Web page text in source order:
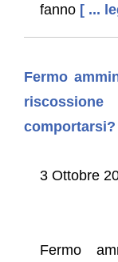
fanno [ ...
Fermo
comportarsi?
3 Ottobre
Fermo